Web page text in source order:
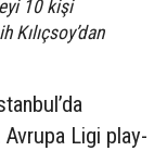
10 kişi
Ligi play-